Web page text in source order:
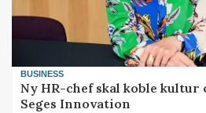
BUSINESS
Ny HR-chef skal koble
Seges Innovation